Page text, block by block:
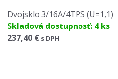
Dvojsklo 3/16A/4TPS (U=1,1)
Skladová dostupnosť: 4 ks
237,40 € s DPH